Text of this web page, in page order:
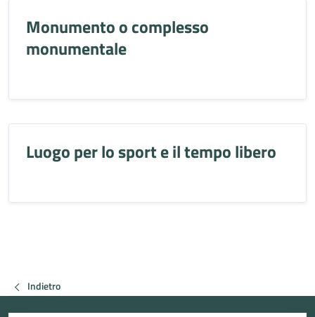
Monumento o complesso
monumentale
Luogo per lo sport e il tempo libero
Indietro